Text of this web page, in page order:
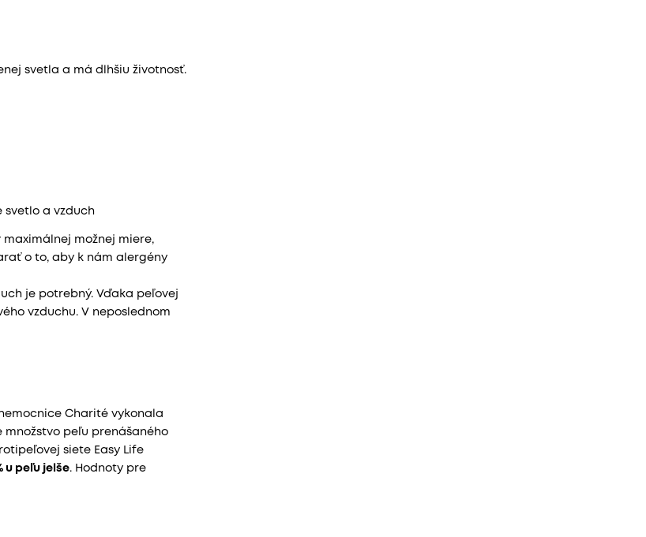
svetla a má dlhšiu životnosť.
a vzduch
možnej miere,
o to, aby k nám alergény
je potrebný. Vďaka peľovej
vzduchu. V neposlednom
Charité vykonala
množstvo peľu prenášaného
siete Easy Life
u peľu jelše. Hodnoty pre